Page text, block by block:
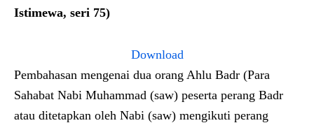
Istimewa, seri 75)
Download
Pembahasan mengenai dua orang Ahlu Badr (Para
Sahabat Nabi Muhammad (saw) peserta perang Badr
atau ditetapkan oleh Nabi (saw) mengikuti perang